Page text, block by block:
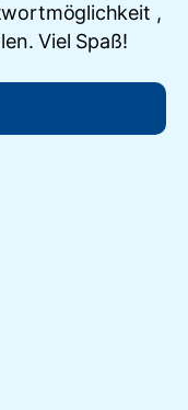
,
Viel Spaß!